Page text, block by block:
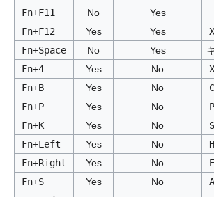
Fn+F11
No
Yes
Fn+F12
Yes Yes
Fn+Space
No Yes
Fn+4
Yes No
Fn+B Yes No
Fn+P
Yes No
Fn+K
Yes No
Fn+Left
Yes No
Fn+Right
Yes No
Fn+S
Yes No